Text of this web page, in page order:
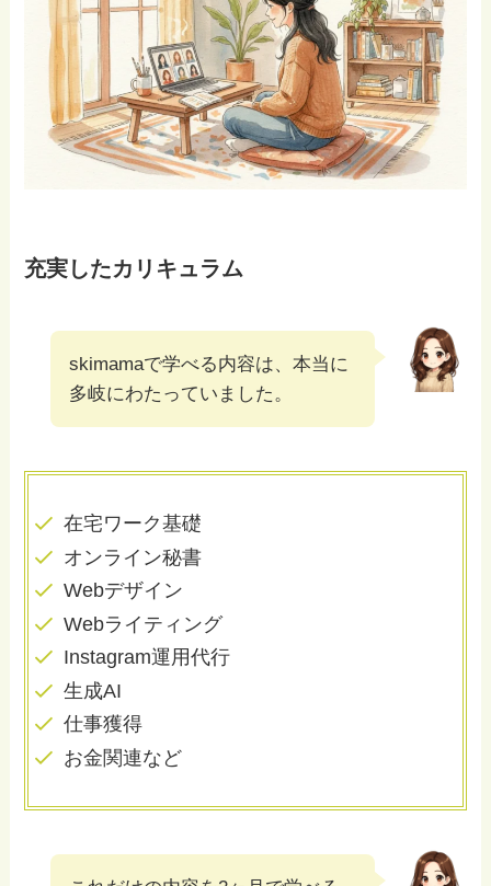
充実したカリキュラム
skimamaで学べる内容は、本当に
多岐にわたっていました。
在宅ワーク基礎
オンライン秘書
Webデザイン
Webライティング
Instagram運用代行
生成AI
仕事獲得
お金関連など